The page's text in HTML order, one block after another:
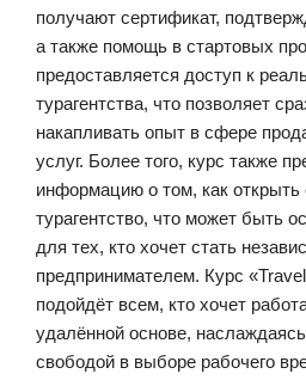
получают сертификат,
а также помощь в стартовых
предоставляется доступ к
турагентства, что позволяет
накапливать опыт в сфере
услуг. Более того, курс также
информацию о том, как открыть
турагентство, что может быть
для тех, кто хочет стать
предпринимателем. Курс
подойдёт всем, кто хочет
удалённой основе,
свободой в выборе рабочего